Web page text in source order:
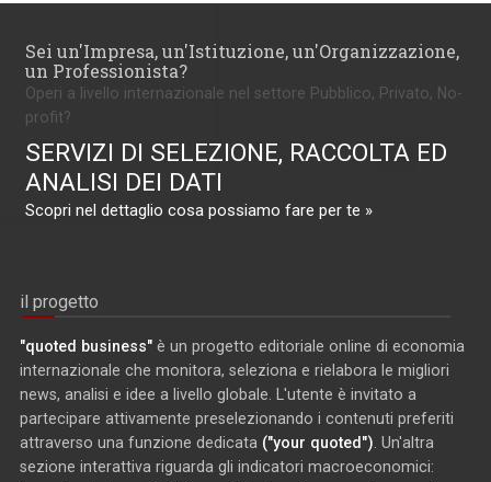
Sei un'Impresa, un'Istituzione, un'Organizzazione,
un Professionista?
Operi a livello internazionale nel settore Pubblico, Privato, No-
profit?
SERVIZI DI SELEZIONE, RACCOLTA ED
ANALISI DEI DATI
Scopri nel dettaglio cosa possiamo fare per te »
il progetto
"quoted business" è un progetto editoriale online di economia
internazionale che monitora, seleziona e rielabora le migliori
news, analisi e idee a livello globale. L'utente è invitato a
partecipare attivamente preselezionando i contenuti preferiti
attraverso una funzione dedicata ("your quoted") . Un'altra
sezione interattiva riguarda gli indicatori macroeconomici: